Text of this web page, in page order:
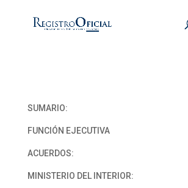
SUMARIO:
FUNCIÓN EJECUTIVA
ACUERDOS:
MINISTERIO DEL INTERIOR: